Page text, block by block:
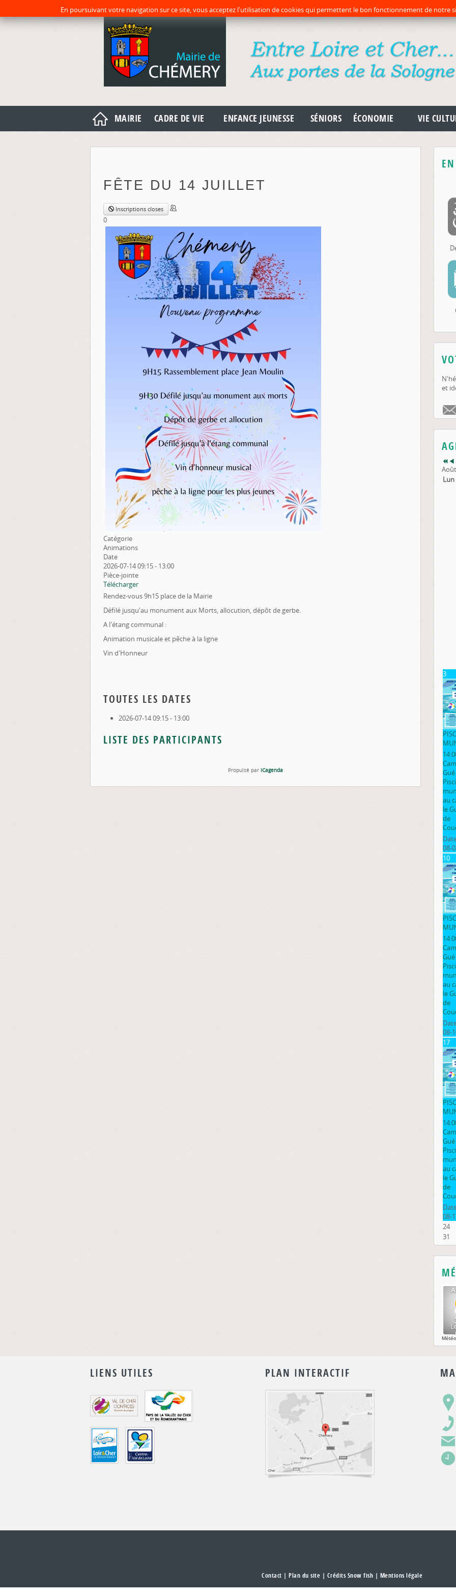
MAIRIE CADRE DE VIE ENFANCE JEUNESSE SÉNIORS ÉCONOMIE VIE
FÊTE DU 14 JUILLET
Inscriptions closes
0
Catégorie
Animations
Date
2026-07-1409:15- 13:00
Pièce-jointe
Télécharger
Rendez-vous 9h15 place de la Mairie
Défilé jusqu'au monument aux Morts, allocution, dépôt de gerbe.
A l'étang communal :
Animation musicale et pêche à la ligne
Vin d'Honneur
TOUTES LES DATES
2026-07-1409:15 - 13:00
LISTE DES PARTICIPANTS
Propulsé par iCagenda
et
Lun
3
Gué
au
le
de
08-
10
Gué
au
le
de
08-
17
Gué
au
le
de
08-
24
31
LIENS UTILES PLAN INTERACTIF
Contact | Plan du site | Crédits Snow fish | Mentions légale
En poursuivant votre navigation sur ce site, vous acceptez l'utilisation de cookies qui permettent le bon fonctionnement de notre